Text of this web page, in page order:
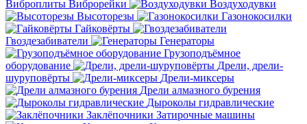
Виброплиты Виброрейки
Воздуходувки
Высоторезы
Газонокосилки
Гайковёрты
Гвоздезабиватели
Генераторы
Грузоподъёмное
оборудование
Дрели, дрели-
шуруповёрты
Дрели-миксеры
Дрели алмазного бурения
Дыроколы гидравлические
Заклёпочники Затирочные машины